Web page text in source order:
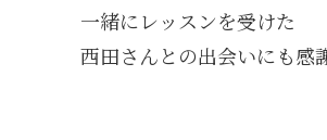
一緒にレッスンを受けた
西田さんとの出会いにも感